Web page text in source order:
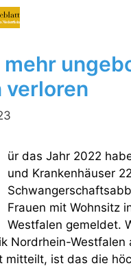
mehr
verloren
ür das Jahr 2022
und Krankenhäuser
Frauen mit Wohnsitz
Westfalen gemeldet.
Nordrhein-Westfalen
mitteilt, ist das die